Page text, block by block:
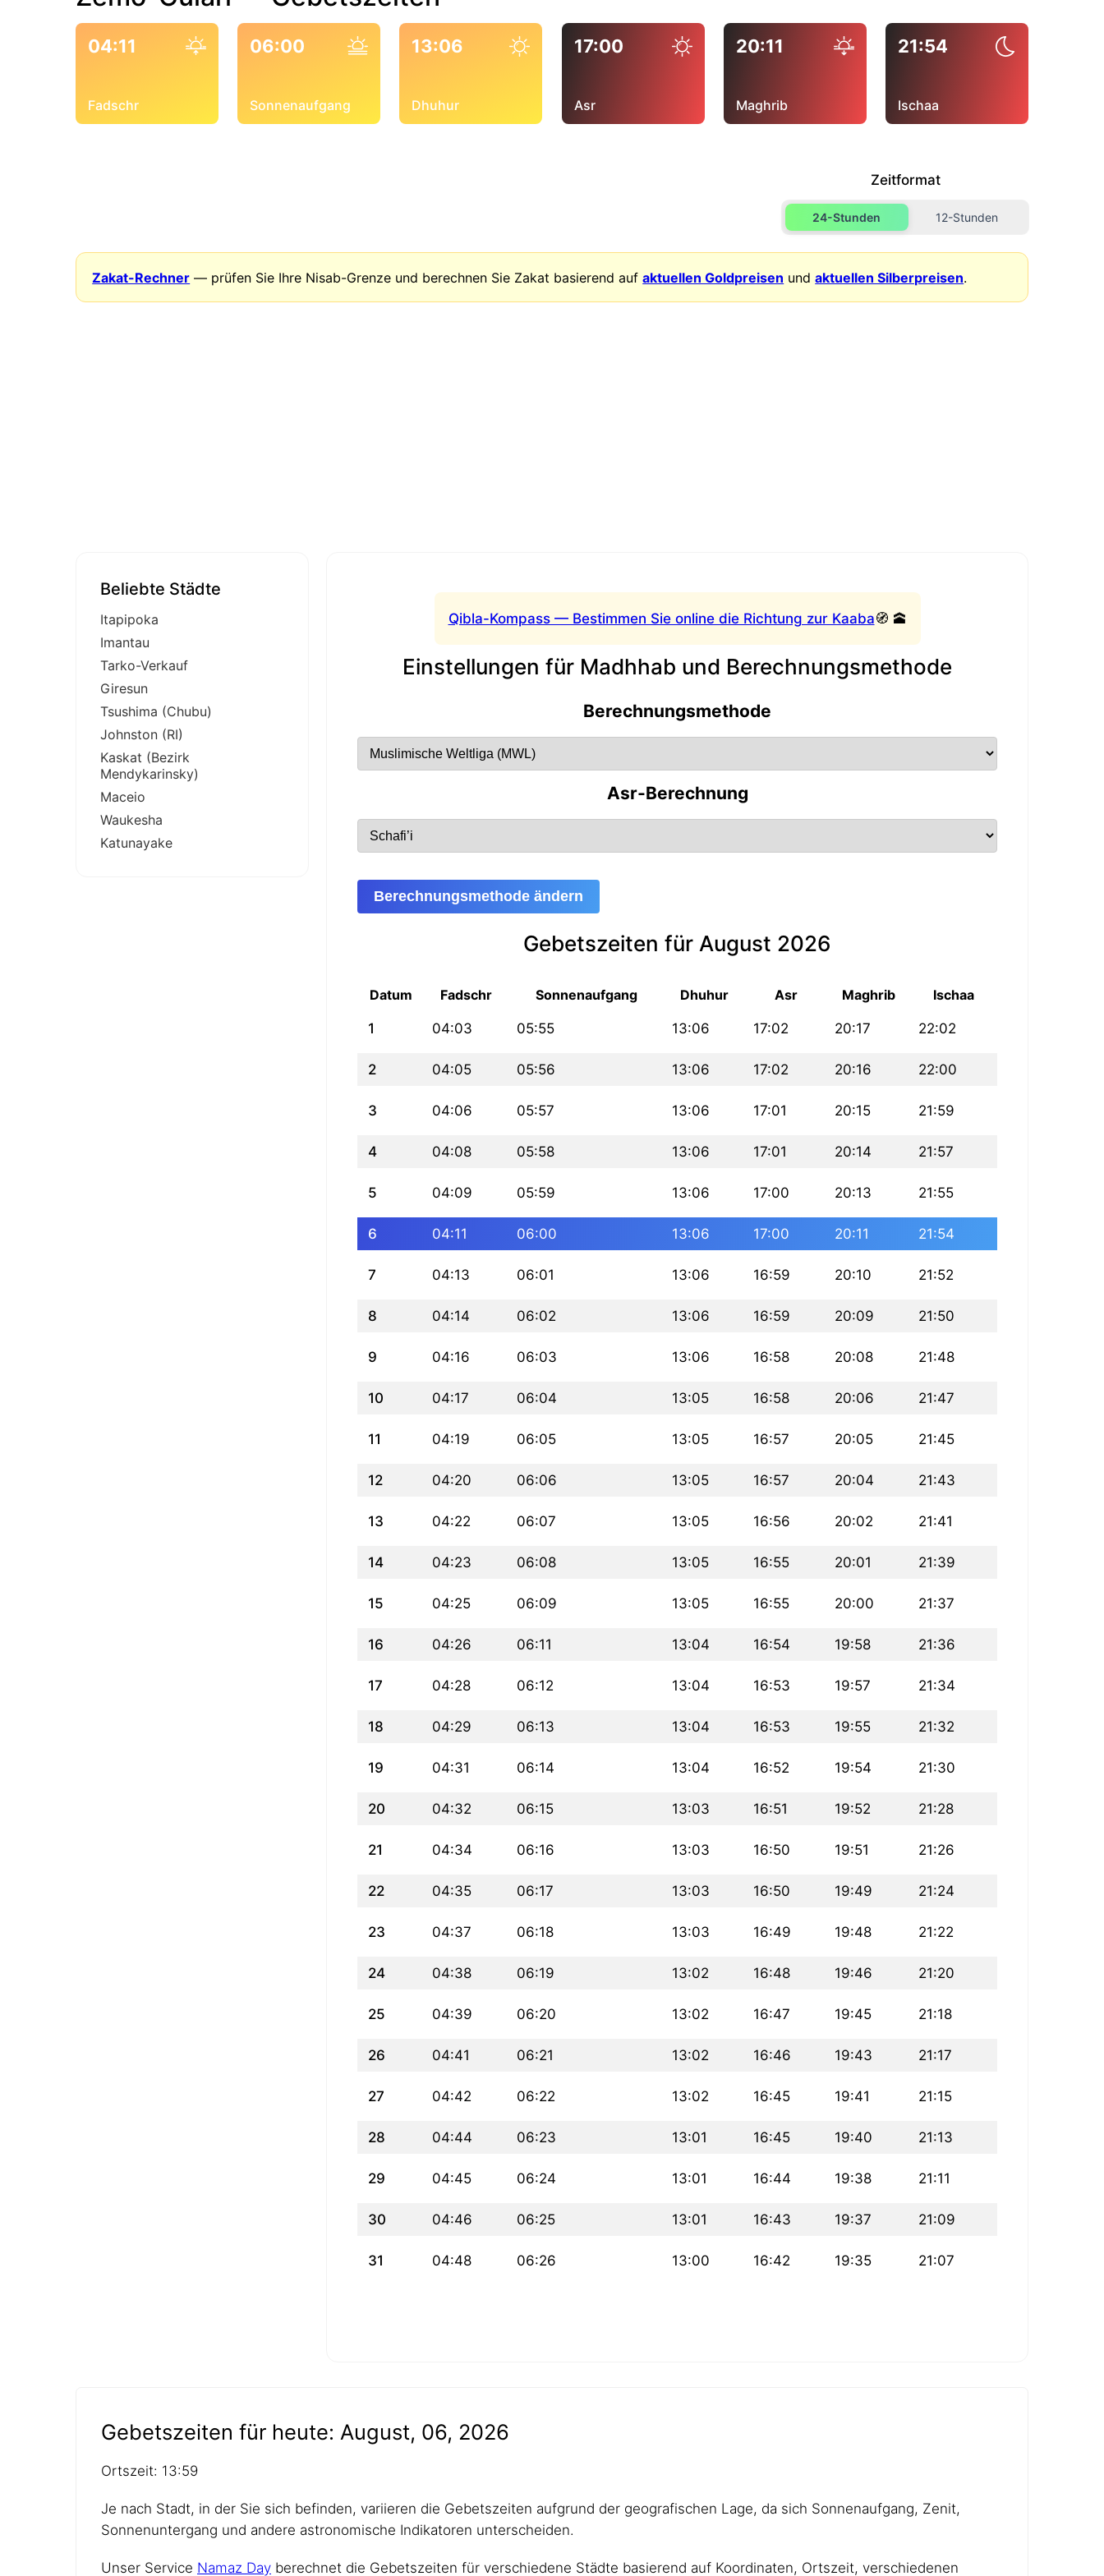
04:11
Fadschr
06:00
Sonnenaufgang
13:06
Dhuhur
17:00
Asr
20:11
Maghrib
21:54
Ischaa
Zeitformat
24-Stunden 12-Stunden
Zakat-Rechner — prüfen Sie Ihre Nisab-Grenze und berechnen Sie Zakat basierend aufaktuellen Goldpreisen undaktuellen Silberpreisen.
Qibla-Kompass — Bestimmen Sie online die Richtung zur Kaaba🧭 🕋
Einstellungen für Madhhab und Berechnungsmethode
Berechnungsmethode
Asr-Berechnung
Berechnungsmethode ändern
Gebetszeiten für August 2026
Datum Fadschr Sonnenaufgang Dhuhur Asr Maghrib Ischaa
1 04:03 05:55 13:06 17:02 20:17 22:02
2 04:05 05:56 13:06 17:02 20:16 22:00
3 04:06 05:57 13:06 17:01 20:15 21:59
4 04:08 05:58 13:06 17:01 20:14 21:57
5 04:09 05:59 13:06 17:00 20:13 21:55
6 04:11 06:00 13:06 17:00 20:11 21:54
7 04:13 06:01 13:06 16:59 20:10 21:52
8 04:14 06:02 13:06 16:59 20:09 21:50
9 04:16 06:03 13:06 16:58 20:08 21:48
10 04:17 06:04 13:05 16:58 20:06 21:47
11 04:19 06:05 13:05 16:57 20:05 21:45
12 04:20 06:06 13:05 16:57 20:04 21:43
13 04:22 06:07 13:05 16:56 20:02 21:41
14 04:23 06:08 13:05 16:55 20:01 21:39
15 04:25 06:09 13:05 16:55 20:00 21:37
16 04:26 06:11 13:04 16:54 19:58 21:36
17 04:28 06:12 13:04 16:53 19:57 21:34
18 04:29 06:13 13:04 16:53 19:55 21:32
19 04:31 06:14 13:04 16:52 19:54 21:30
20 04:32 06:15 13:03 16:51 19:52 21:28
21 04:34 06:16 13:03 16:50 19:51 21:26
22 04:35 06:17 13:03 16:50 19:49 21:24
23 04:37 06:18 13:03 16:49 19:48 21:22
24 04:38 06:19 13:02 16:48 19:46 21:20
25 04:39 06:20 13:02 16:47 19:45 21:18
26 04:41 06:21 13:02 16:46 19:43 21:17
27 04:42 06:22 13:02 16:45 19:41 21:15
28 04:44 06:23 13:01 16:45 19:40 21:13
29 04:45 06:24 13:01 16:44 19:38 21:11
30 04:46 06:25 13:01 16:43 19:37 21:09
31 04:48 06:26 13:00 16:42 19:35 21:07
Beliebte Städte
Itapipoka
Imantau
Tarko-Verkauf
Giresun
Tsushima (Chubu)
Johnston (RI)
Kaskat (Bezirk
Mendykarinsky)
Maceio
Waukesha
Katunayake
Gebetszeiten für heute: August, 06, 2026
Ortszeit: 13:59
Je nach Stadt, in der Sie sich befinden, variieren die Gebetszeiten aufgrund der geografischen Lage, da sich Sonnenaufgang, Zenit,
Sonnenuntergang und andere astronomische Indikatoren unterscheiden.
Unser Service Namaz Day berechnet die Gebetszeiten für verschiedene Städte basierend auf Koordinaten, Ortszeit, verschiedenen